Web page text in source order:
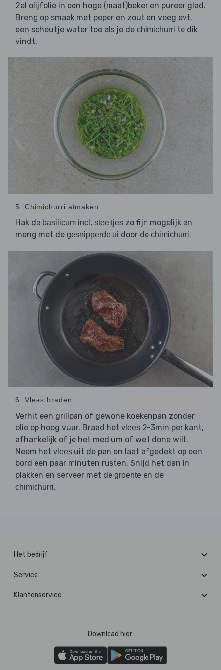
2el olijfolie in een hoge (maat)beker en pureer glad.
Breng op smaak met peper en zout en voeg evt.
een scheutje water toe als je de chimichurri te dik
vindt.
5. Chimichurri afmaken
Hak de basilicum incl. steeltjes zo fijn mogelijk en
meng met de gesnipperde ui door de chimichurri.
6. Vlees braden
Verhit een grillpan of gewone koekenpan zonder
olie op hoog vuur. Braad het vlees 2-3min per kant,
afhankelijk of je het medium of well done wilt.
Neem het vlees uit de pan en laat afgedekt op een
bord een paar minuten rusten. Snijd het dan in
plakken en serveer met de groente en de
chimichurri.
Het bedrijf
Service
Klantenservice
Download hier: